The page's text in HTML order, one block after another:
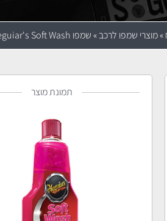
»מוצרי שמפו לרכב»שמפו Meguiar's Soft Wash
תמונת מוצר